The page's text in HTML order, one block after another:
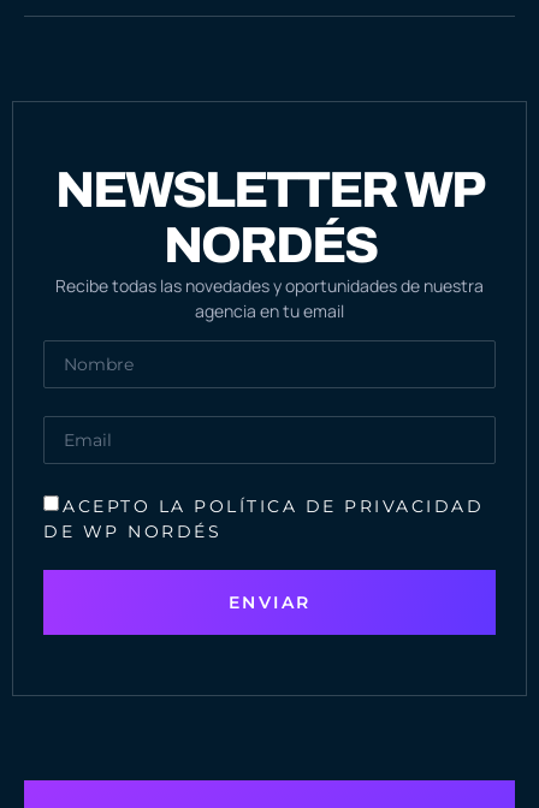
NEWSLETTER WP
NORDÉS
Recibe todas las novedades y oportunidades de nuestra
agencia en tu email
ACEPTO LA POLÍTICA DE PRIVACIDAD
DE WP NORDÉS
ENVIAR